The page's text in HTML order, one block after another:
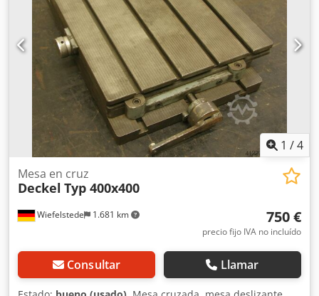
1 /4
Wiefelstede 1.681 km
Mesa en cruz
Deckel Typ 400x400
750 €
precio fijo IVA no incluído
Consultar Llamar